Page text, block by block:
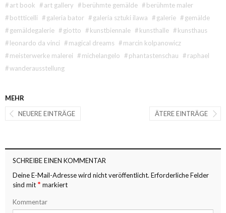
#art book #art gallery #berühmte gemälde #berühmte maler
#bottticelli #galeria bator #galeria sztuki ilawa #galerie #gemälde
#gemäldegalerie #giotto #kunstbiennale #kunsthalle #kunsthaus
#leonardo da vinci #magical dreams #marcin kolpanowicz
#meisterwerke malerei #michelangelo #phantastenschau #raphael
#wanderausstellung
MEHR
ÄTERE EINTRÄGE
NEUERE EINTRÄGE
SCHREIBE EINEN KOMMENTAR
Deine E-Mail-Adresse wird nicht veröffentlicht. Erforderliche Felder
sind mit * markiert
Kommentar